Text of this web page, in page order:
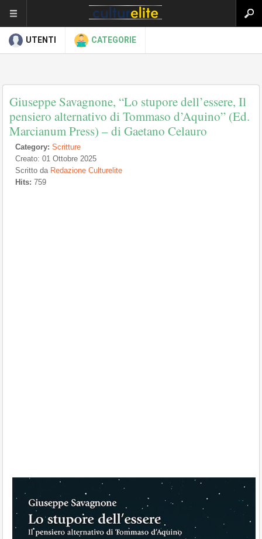
UTENTI CATEGORIE
Giuseppe Savagnone, “Lo stupore dell’essere, Il
pensiero alternativo di Tommaso d’Aquino” (Ed.
Marcianum Press) – di Gaetano Celauro
Category: Scritture
Creato: 01 Ottobre 2025
Scritto da Redazione Culturelite
Hits: 759